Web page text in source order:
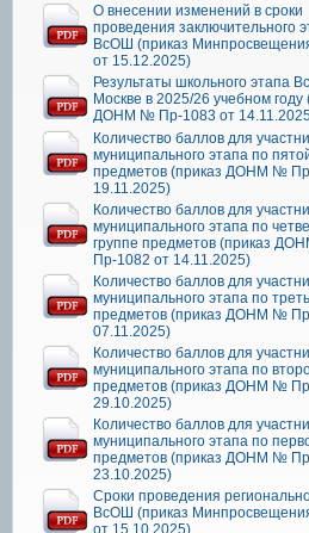
О внесении изменений в сроки
проведения заключительного
ВсОШ (приказ
от 15.12.2025)
Результаты школьного этапа
Москве в 2025/26 учебном году
ДОНМ № Пр-1083 от
Количество баллов для
муниципального этапа по
предметов (приказ ДОНМ №
19.11.2025)
Количество баллов для
муниципального этапа по
группе предметов (приказ
Пр-1082 от 14.11.2025)
Количество баллов для
муниципального этапа по
предметов (приказ ДОНМ №
07.11.2025)
Количество баллов для
муниципального этапа по
предметов (приказ ДОНМ №
29.10.2025)
Количество баллов для
муниципального этапа по
предметов (приказ ДОНМ №
23.10.2025)
Сроки проведения
ВсОШ (приказ
от 15.10.2025)